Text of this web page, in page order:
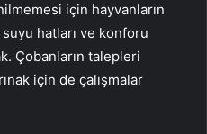
için hayvanların
hatları ve konforu
Çobanların talepleri
için de çalışmalar